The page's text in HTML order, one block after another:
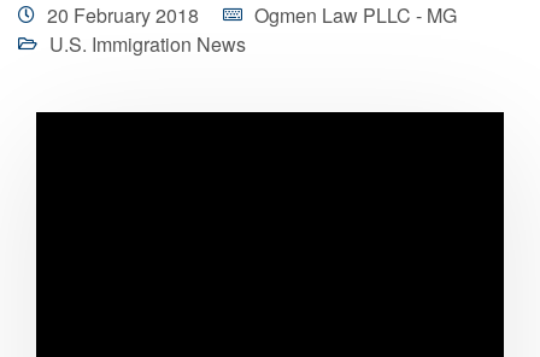
20 February 2018
Ogmen Law PLLC - MG
U.S. Immigration News